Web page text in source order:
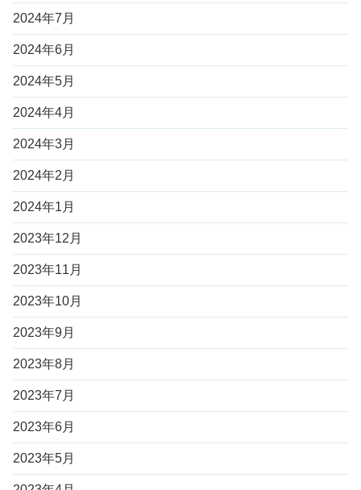
2024年7月
2024年6月
2024年5月
2024年4月
2024年3月
2024年2月
2024年1月
2023年12月
2023年11月
2023年10月
2023年9月
2023年8月
2023年7月
2023年6月
2023年5月